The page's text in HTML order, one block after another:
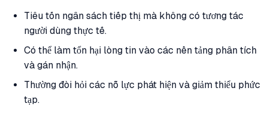
Tiêu tốn ngân sách tiếp thị mà không có tương tác
người dùng thực tế.
Có thể làm tổn hại lòng tin vào các nền tảng phân tích
và gán nhận.
Thường đòi hỏi các nỗ lực phát hiện và giảm thiểu phức
tạp.